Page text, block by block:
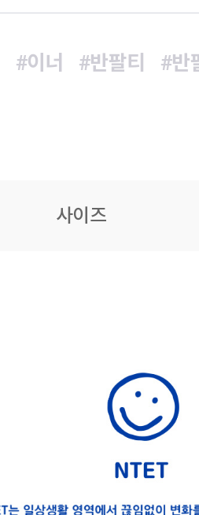
#이너 #반팔티
#반
사이즈